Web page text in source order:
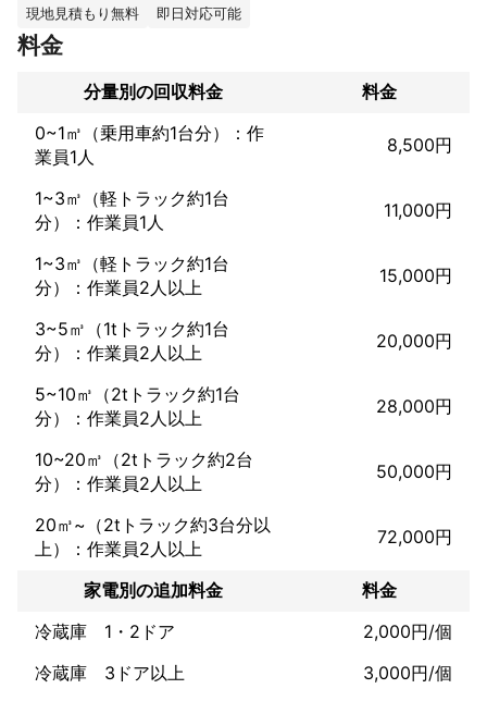
現地見積もり無料
即日対応可能
料金
分量別の回収料金
料金
0~1㎥（乗用車約1台分）：作
業員1人
8,500円
1~3㎥（軽トラック約1台
分）：作業員1人
11,000円
1~3㎥（軽トラック約1台
分）：作業員2人以上
15,000円
3~5㎥（1tトラック約1台
分）：作業員2人以上
20,000円
5~10㎥（2tトラック約1台
分）：作業員2人以上
28,000円
10~20㎥（2tトラック約2台
分）：作業員2人以上
50,000円
20㎥~（2tトラック約3台分以
上）：作業員2人以上
72,000円
家電別の追加料金
料金
冷蔵庫 1・2ドア
2,000円/個
冷蔵庫 3ドア以上
3,000円/個